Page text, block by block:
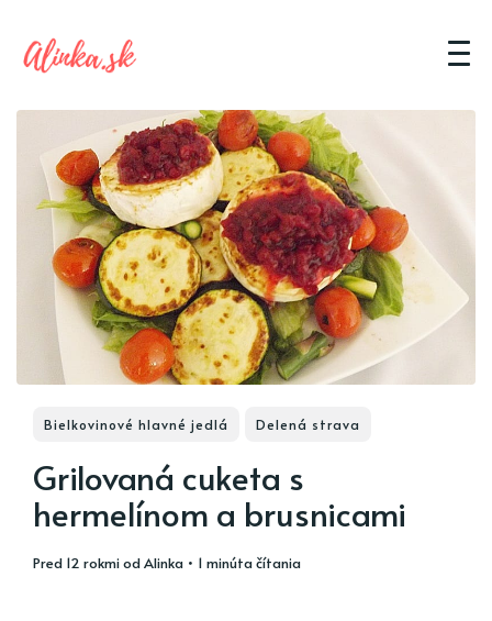
Bielkovinové hlavné jedlá Delená strava
Grilovaná cuketa s
hermelínom a brusnicami
pred 12 rokmiodAlinka • 1 minúta čítania